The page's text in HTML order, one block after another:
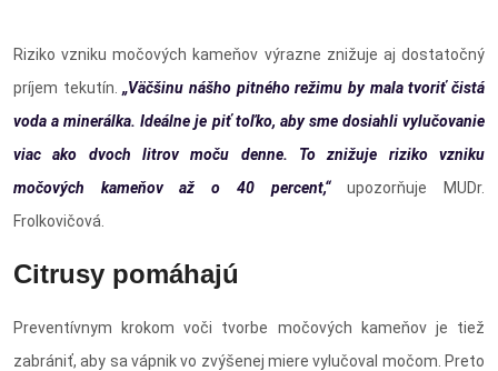
Riziko vzniku močových kameňov výrazne znižuje aj dostatočný
príjem tekutín. „Väčšinu nášho pitného režimu by mala tvoriť čistá
voda a minerálka. Ideálne je piť toľko, aby sme dosiahli vylučovanie
viac ako dvoch litrov moču denne. To znižuje riziko vzniku
močových kameňov až o 40 percent,“upozorňuje MUDr.
Frolkovičová.
Citrusy pomáhajú
Preventívnym krokom voči tvorbe močových kameňov je tiež
zabrániť, aby sa vápnik vo zvýšenej miere vylučoval močom. Preto